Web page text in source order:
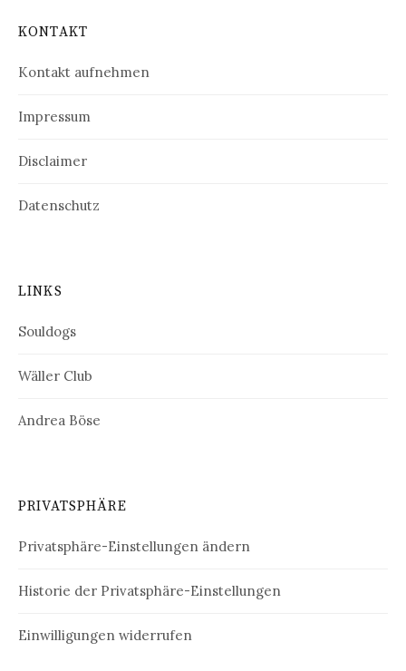
KONTAKT
Kontakt aufnehmen
Impressum
Disclaimer
Datenschutz
LINKS
Souldogs
Wäller Club
Andrea Böse
PRIVATSPHÄRE
Privatsphäre-Einstellungen ändern
Historie der Privatsphäre-Einstellungen
Einwilligungen widerrufen